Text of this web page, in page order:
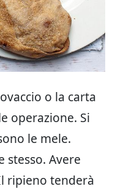
o la carta
operazione. Si
le mele.
stesso. Avere
ripieno tenderà